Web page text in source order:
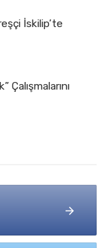
İskilip’te
Çalışmalarını